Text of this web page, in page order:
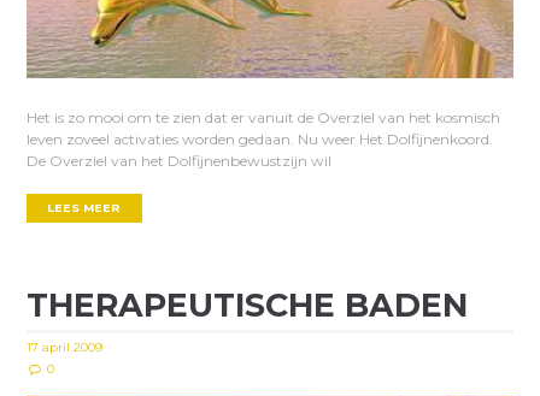
Het is zo mooi om te zien dat er vanuit de Overziel van het kosmisch
leven zoveel activaties worden gedaan. Nu weer Het Dolfijnenkoord.
De Overziel van het Dolfijnenbewustzijn wil
LEES MEER
THERAPEUTISCHE BADEN
17 april 2009
0